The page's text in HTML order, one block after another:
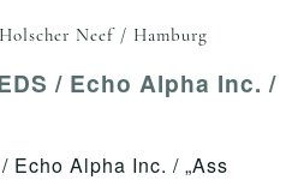
Neef / Hamburg
/ Echo Alpha Inc. /
Echo Alpha Inc. / „Ass